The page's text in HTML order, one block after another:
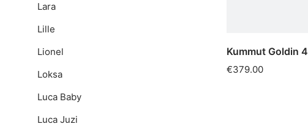
Lara
Lille
Lionel
Loksa
Luca Baby
Luca Juzi
Kummut Goldin 4
€379.00